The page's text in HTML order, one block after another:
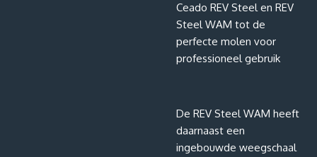
Ceado REV Steel en REV
Steel WAM tot de
perfecte molen voor
professioneel gebruik
De REV Steel WAM heeft
daarnaast een
ingebouwde weegschaal